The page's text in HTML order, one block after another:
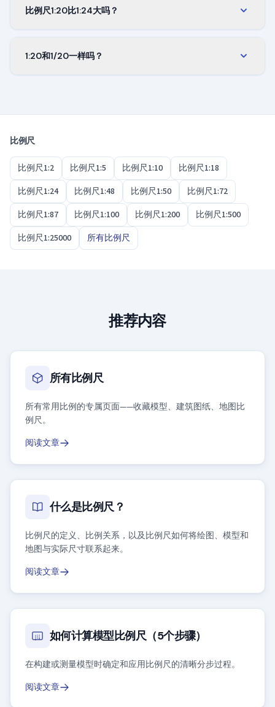
能轻松放在一块小板上。2.7米的层高在这一比例下
比例尺1:20比1:24大吗？
约20%，因为每一厘米现实尺寸都对应模型上更长的
1:20和1/20一样吗？
小，是相同的。
比例尺
比例尺1:2 比例尺1:5 比例尺1:10
比例尺1:18
比例尺1:24
比例尺1:48 比例尺1:50
比例尺1:72
比例尺1:87
比例尺1:100 比例尺1:200
比例尺1:500
比例尺1:25000
所有比例尺
推荐内容
所有比例尺
所有常用比例的专属页面——收藏模型、建筑图纸、地图比
例尺。
阅读文章
什么是比例尺？
比例尺的定义、比例关系，以及比例尺如何将绘图、模型和
地图与实际尺寸联系起来。
阅读文章
如何计算模型比例尺（5个步骤）
在构建或测量模型时确定和应用比例尺的清晰分步过程。
阅读文章